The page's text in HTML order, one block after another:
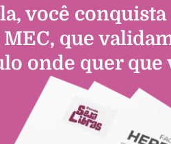
você
que
onde quer que